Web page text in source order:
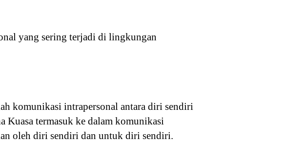
yang sering terjadi di lingkungan
komunikasi intrapersonal antara diri sendiri
Kuasa termasuk ke dalam komunikasi
oleh diri sendiri dan untuk diri sendiri.